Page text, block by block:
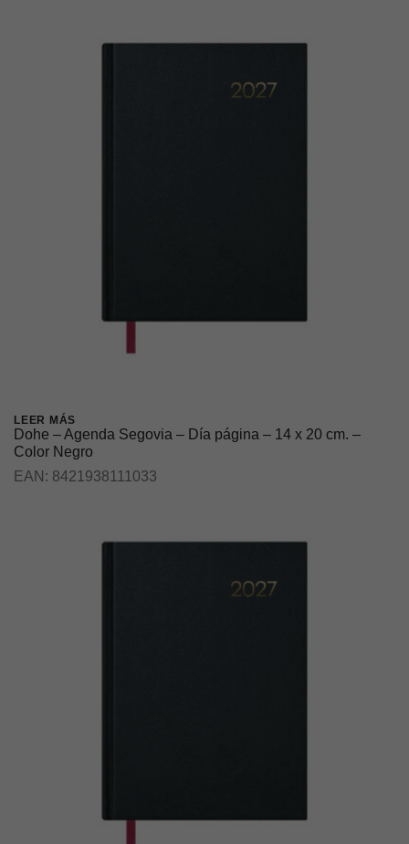
LEER MÁS
Dohe – Agenda Segovia – Día página – 14 x 20 cm. –
Color Negro
EAN: 8421938111033